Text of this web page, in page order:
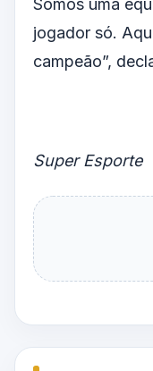
Somos uma
jogador só.
campeão”,
Super Esporte